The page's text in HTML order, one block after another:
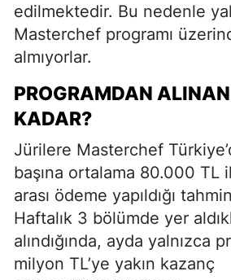
edilmektedir. Bu nedenle
Masterchef programı
almıyorlar.
PROGRAMDAN
KADAR?
Jürilere Masterchef
başına ortalama 80.000 TL
arası ödeme yapıldığı
Haftalık 3 bölümde yer
alındığında, ayda yalnızca
milyon TL’ye yakın kazanç